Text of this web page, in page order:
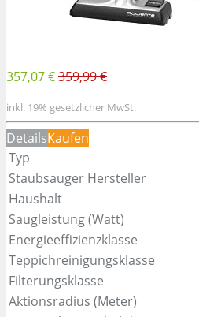
357,07 €359,99 €
inkl. 19% gesetzlicher MwSt.
DetailsKaufen
Typ
Staubsauger Hersteller
Haushalt
Saugleistung (Watt)
Energieeffizienzklasse
Teppichreinigungsklasse
Filterungsklasse
Aktionsradius (Meter)